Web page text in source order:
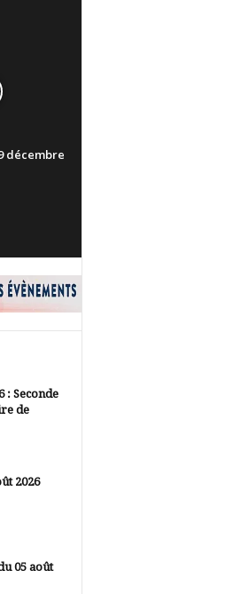
décembre
: Seconde
de
2026
05 août